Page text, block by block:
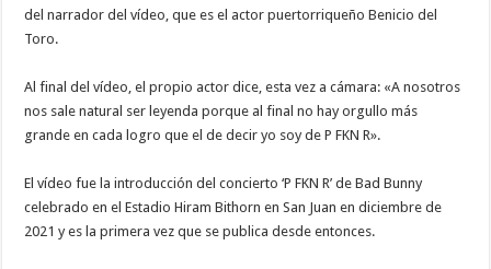
del narrador del vídeo, que es el actor puertorriqueño Benicio del
Toro.
Al final del vídeo, el propio actor dice, esta vez a cámara: «A nosotros
nos sale natural ser leyenda porque al final no hay orgullo más
grande en cada logro que el de decir yo soy de P FKN R».
El vídeo fue la introducción del concierto ‘P FKN R’ de Bad Bunny
celebrado en el Estadio Hiram Bithorn en San Juan en diciembre de
2021 y es la primera vez que se publica desde entonces.